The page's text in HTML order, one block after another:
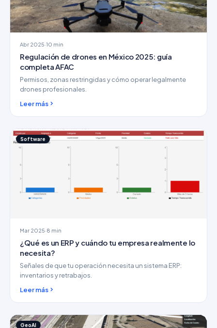
Abr 2025·10 min
Regulación de drones en México 2025: guía
completa AFAC
Permisos, zonas restringidas y cómo operar legalmente
drones profesionales.
Leer más
Software
Mar 2025·8 min
¿Qué es un ERP y cuándo tu empresa realmente lo
necesita?
Señales de que tu operación necesita un sistema ERP:
inventarios y retrabajos.
Leer más
GeoAI